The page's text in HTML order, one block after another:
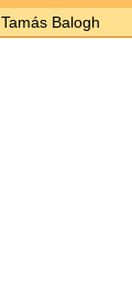
Tamás Balogh